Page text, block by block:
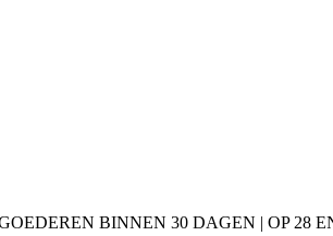
BINNEN 30 DAGEN | OP 28